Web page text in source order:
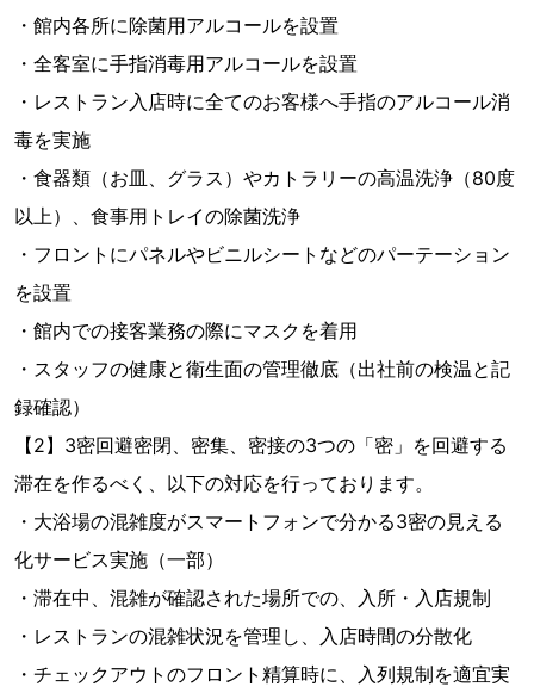
・館内各所に除菌用アルコールを設置
・全客室に手指消毒用アルコールを設置
・レストラン入店時に全てのお客様へ手指のアルコール消
毒を実施
・食器類（お皿、グラス）やカトラリーの高温洗浄（80度
以上）、食事用トレイの除菌洗浄
・フロントにパネルやビニルシートなどのパーテーション
を設置
・館内での接客業務の際にマスクを着用
・スタッフの健康と衛生面の管理徹底（出社前の検温と記
録確認）
【2】3密回避密閉、密集、密接の3つの「密」を回避する
滞在を作るべく、以下の対応を行っております。
・大浴場の混雑度がスマートフォンで分かる3密の見える
化サービス実施（一部）
・滞在中、混雑が確認された場所での、入所・入店規制
・レストランの混雑状況を管理し、入店時間の分散化
・チェックアウトのフロント精算時に、入列規制を適宜実